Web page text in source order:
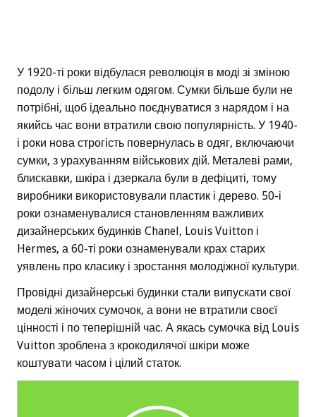
У 1920-ті роки відбулася революція в моді зі зміною
подолу і більш легким одягом. Сумки більше були не
потрібні, щоб ідеально поєднуватися з нарядом і на
якийсь час вони втратили свою популярність. У 1940-
і роки нова строгість повернулась в одяг, включаючи
сумки, з урахуванням військових дій. Металеві рами,
блискавки, шкіра і дзеркала були в дефіциті, тому
виробники використовували пластик і дерево. 50-і
роки ознаменувалися становленням важливих
дизайнерських будинків Chanel, Louis Vuitton і
Hermes, а 60-ті роки ознаменували крах старих
уявлень про класику і зростання молодіжної культури.
Провідні дизайнерські будинки стали випускати свої
моделі жіночих сумочок, а вони не втратили своєї
цінності і по теперішній час. А якась сумочка від Louis
Vuitton зроблена з крокодилячої шкіри може
коштувати часом і цілий статок.